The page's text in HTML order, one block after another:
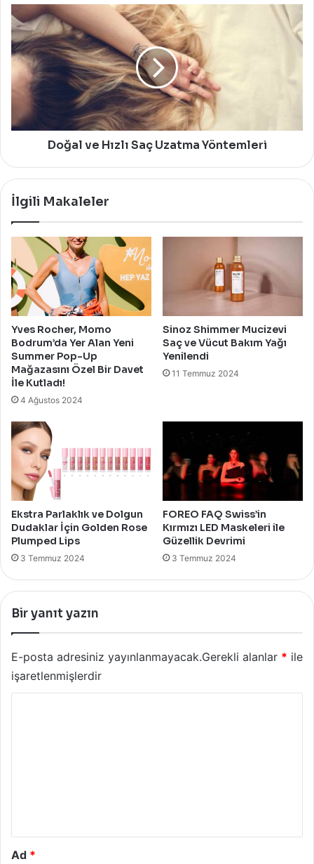
Doğal
ve
Hızlı
Saç
Uzatma
Yöntemleri
Doğal ve Hızlı Saç Uzatma Yöntemleri
İlgili Makaleler
Yves Rocher, Momo
Bodrum’da Yer Alan Yeni
Summer Pop-Up
Mağazasını Özel Bir Davet
İle Kutladı!
4 Ağustos 2024
Sinoz Shimmer Mucizevi
Saç ve Vücut Bakım Yağı
Yenilendi
11 Temmuz 2024
Ekstra Parlaklık ve Dolgun
Dudaklar İçin Golden Rose
Plumped Lips
3 Temmuz 2024
FOREO FAQ Swiss’in
Kırmızı LED Maskeleri ile
Güzellik Devrimi
3 Temmuz 2024
Bir yanıt yazın
E-posta adresiniz yayınlanmayacak.Gerekli alanlar * ile
işaretlenmişlerdir
Ad *